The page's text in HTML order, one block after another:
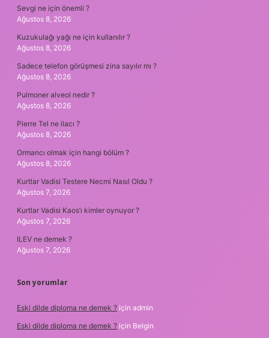
Sevgi ne için önemli ?
Ağustos 8, 2026
Kuzukulağı yağı ne için kullanılır ?
Ağustos 8, 2026
Sadece telefon görüşmesi zina sayılır mı ?
Ağustos 8, 2026
Pulmoner alveol nedir ?
Ağustos 8, 2026
Pierre Tel ne ilacı ?
Ağustos 8, 2026
Ormancı olmak için hangi bölüm ?
Ağustos 8, 2026
Kurtlar Vadisi Testere Necmi Nasıl Oldu ?
Ağustos 7, 2026
Kurtlar Vadisi Kaos’ı kimler oynuyor ?
Ağustos 7, 2026
ILEV ne demek ?
Ağustos 7, 2026
Son yorumlar
Eski dilde diploma ne demek ? için admin
Eski dilde diploma ne demek ? için Belgin